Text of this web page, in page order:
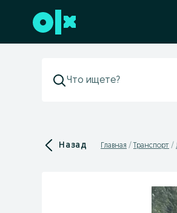
Перейти к нижнему колонтитулу
Назад Главная Транспорт